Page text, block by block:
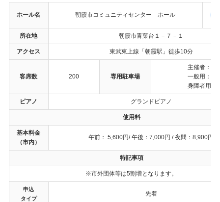
ホール名 朝霞市コミュニティセンター ホール
所在地 朝霞市青葉台１－７－１
アクセス 東武東上線「朝霞駅」徒歩10分
客席数 200 専用駐車場
主催者：◯
一般用：◯
身障者用：
ピアノ グランドピアノ
使用料
基本料金
（市内）
午前： 5,600円/ 午後：7,000円 / 夜間：8,900円
特記事項
※市外団体等は5割増となります。
申込
タイプ
先着